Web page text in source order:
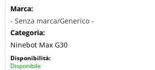
Marca:
- Senza marca/Generico -
Categoria:
Ninebot Max G30
Disponibilità:
Disponibile